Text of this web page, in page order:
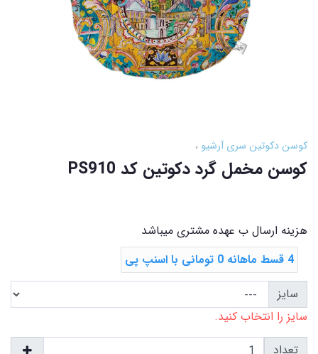
کوسن دکوتین سری آرشیو
کوسن مخمل گرد دکوتین کد PS910
هزینه ارسال ب عهده مشتری میباشد
4 قسط ماهانه 0 تومانی با اسنپ ‌پی
سایز
سایز را انتخاب کنید.
تعداد